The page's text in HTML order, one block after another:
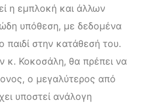
η εμπλοκή και άλλων
υπόθεση, με δεδομένα
παιδί στην κατάθεσή του.
κ. Κοκοσάλη, θα πρέπει να
ο μεγαλύτερος από
υποστεί ανάλογη